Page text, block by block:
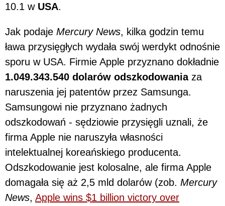
10.1 w USA.
Jak podaje Mercury News, kilka godzin temu
ława przysięgłych wydała swój werdykt odnośnie
sporu w USA. Firmie Apple przyznano dokładnie
1.049.343.540 dolarów odszkodowaniaza
naruszenia jej patentów przez Samsunga.
Samsungowi nie przyznano żadnych
odszkodowań - sędziowie przysięgli uznali, że
firma Apple nie naruszyła własności
intelektualnej koreańskiego producenta.
Odszkodowanie jest kolosalne, ale firma Apple
domagała się aż 2,5 mld dolarów (zob. Mercury
News, Apple wins $1 billion victory over